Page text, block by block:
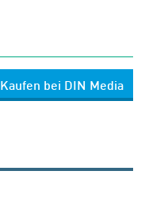
Kaufen bei DIN Media